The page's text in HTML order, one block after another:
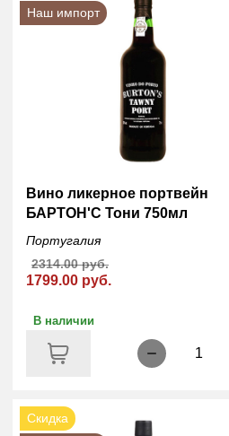
Наш импорт
Вино ликерное портвейн
БАРТОН'С Тони 750мл
Португалия
1799.00 руб.
2314.00 руб.
В наличии
1
Скидка